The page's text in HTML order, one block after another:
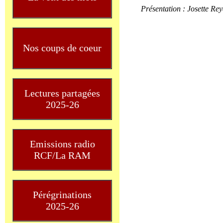
Nos coups de coeur
Lectures partagées
2025-26
Emissions radio
RCF/La RAM
Pérégrinations
2025-26
Présentation : Josette